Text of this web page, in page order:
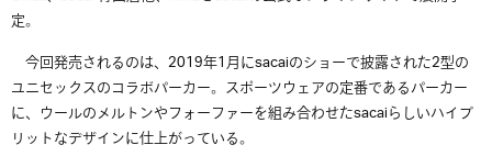
定。
今回発売されるのは、2019年1月にsacaiのショーで披露された2型の
ユニセックスのコラボパーカー。スポーツウェアの定番であるパーカー
に、ウールのメルトンやフォーファーを組み合わせたsacaiらしいハイブ
リットなデザインに仕上がっている。